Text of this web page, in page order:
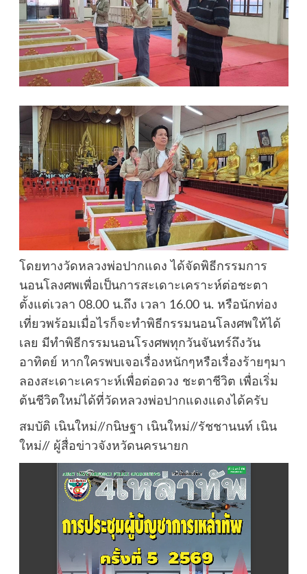
โดยทางวัดหลวงพ่อปากแดง ได้จัดพิธีกรรมการ
นอนโลงศพเพื่อเป็นการสะเดาะเคราะห์ต่อชะตา
ตั้งแต่เวลา 08.00 น.ถึง เวลา 16.00 น. หรือนักท่อง
เที่ยวพร้อมเมื่อไรก็จะทำพิธีกรรมนอนโลงศพให้ได้
เลย มีทำพิธีกรรมนอนโรงศพทุกวันจันทร์ถึงวัน
อาทิตย์ หากใครพบเจอเรื่องหนักๆหรือเรื่องร้ายๆมา
ลองสะเดาะเคราะห์เพื่อต่อดวง ชะตาชีวิต เพื่อเริ่ม
ต้นชีวิตใหม่ได้ที่วัดหลวงพ่อปากแดงแดงได้ครับ
สมบัติ เนินใหม่//กนิษฐา เนินใหม่//รัชชานนท์ เนิน
ใหม่// ผู้สื่อข่าวจังหวัดนครนายก